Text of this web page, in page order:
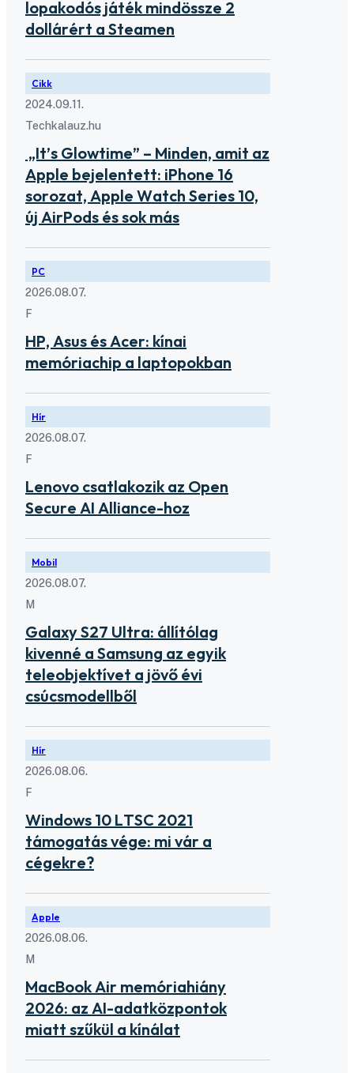
lopakodós játék mindössze 2
dollárért a Steamen
Cikk
2024.09.11.
Techkalauz.hu
„It’s Glowtime” – Minden, amit az
Apple bejelentett: iPhone 16
sorozat, Apple Watch Series 10,
új AirPods és sok más
PC
2026.08.07.
F
HP, Asus és Acer: kínai
memóriachip a laptopokban
Hír
2026.08.07.
F
Lenovo csatlakozik az Open
Secure AI Alliance-hoz
Mobil
2026.08.07.
M
Galaxy S27 Ultra: állítólag
kivenné a Samsung az egyik
teleobjektívet a jövő évi
csúcsmodellből
Hír
2026.08.06.
F
Windows 10 LTSC 2021
támogatás vége: mi vár a
cégekre?
Apple
2026.08.06.
M
MacBook Air memóriahiány
2026: az AI-adatközpontok
miatt szűkül a kínálat